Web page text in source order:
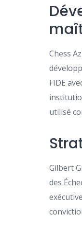
Chess
FIDE
utilisé
Gilbert
des